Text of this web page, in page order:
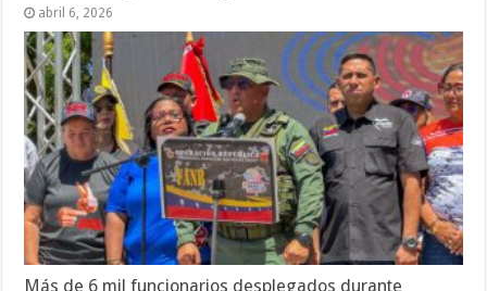
abril 6, 2026
Más de 6 mil funcionarios desplegados durante